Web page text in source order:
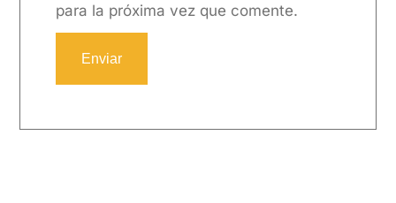
para la próxima vez que comente.